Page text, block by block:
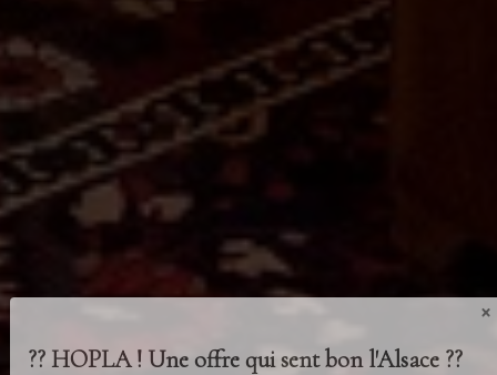
?? HOPLA ! Une offre qui sent bon l'Alsace ??